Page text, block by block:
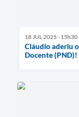
18 JUL 2025 - 15h30
Cláudio aderiu
Docente (PND)!